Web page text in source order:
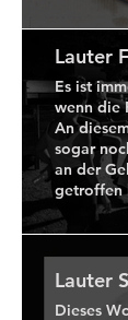
Lauter
Es ist
wenn die
An
sogar
an der
getroffen
Lauter
Dieses